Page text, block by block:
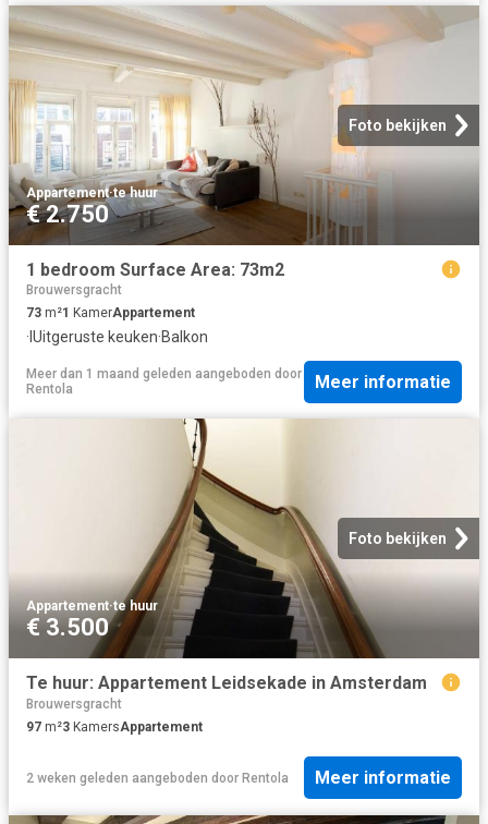
Foto bekijken
Appartement·te huur
€ 2.750
1 bedroom Surface Area: 73m2
Brouwersgracht
73 m²1 KamerAppartement
· IUitgeruste keuken·Balkon
Meer dan 1 maand geleden aangeboden door
Rentola
Meer informatie
Foto bekijken
Appartement·te huur
€ 3.500
Te huur: Appartement Leidsekade in Amsterdam
Brouwersgracht
97 m²3 KamersAppartement
2 weken geleden aangeboden door Rentola Meer informatie